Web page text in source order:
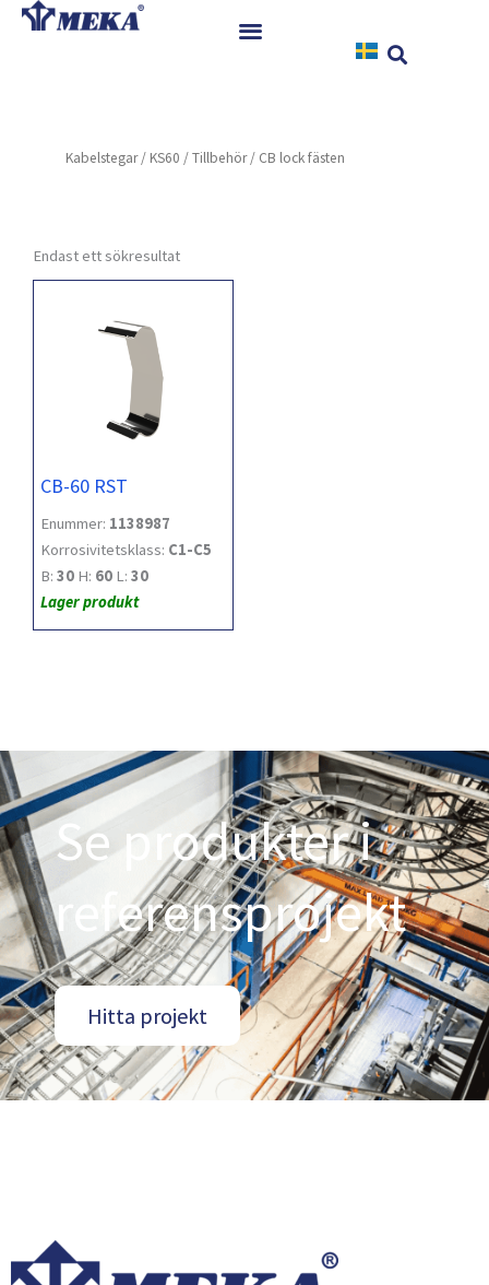
Hoppa
Referenser
Kabelstegar/ KS60 /Tillbehör/ CB lock fästen
Endast ett sökresultat
CB-60 RST
Enummer: 1138987
Korrosivitetsklass: C1-C5
B: 30 H: 60 L: 30
Lager produkt
Se produkter i
referensprojekt
Hitta projekt